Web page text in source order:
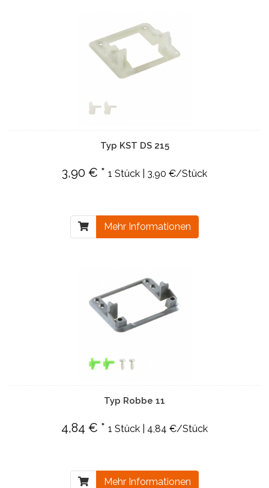
Typ KST DS 215
3,90 € * 1 Stück | 3,90 €/Stück
Mehr Informationen
Typ Robbe 11
4,84 € * 1 Stück | 4,84 €/Stück
Mehr Informationen